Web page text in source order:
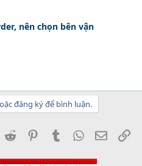
nên chọn bên vận
đăng ký để bình luận.
LinkedInReddit PinterestTumblrWhatsApp
Email